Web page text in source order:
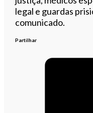
legal e guardas
comunicado.
Partilhar